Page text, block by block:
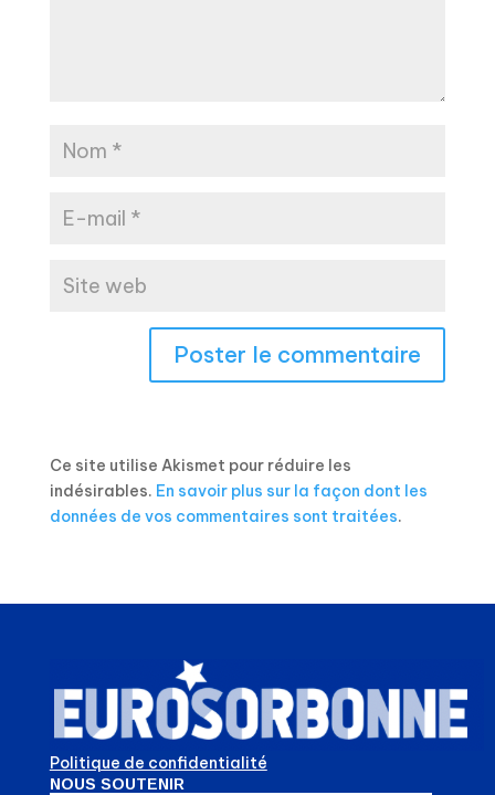
Ce site utilise Akismet pour réduire les
indésirables. En savoir plus sur la façon dont les
données de vos commentaires sont traitées.
Politique de confidentialité
NOUS SOUTENIR